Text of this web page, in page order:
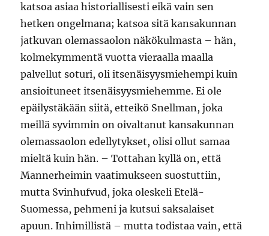
katsoa asiaa historiallisesti eikä vain sen
hetken ongelmana; katsoa sitä kansakunnan
jatkuvan olemassaolon näkökulmasta – hän,
kolmekymmentä vuotta vieraalla maalla
palvellut soturi, oli itsenäisyysmiehempi kuin
ansioituneet itsenäisyysmiehemme. Ei ole
epäilystäkään siitä, etteikö Snellman, joka
meillä syvimmin on oivaltanut kansakunnan
olemassaolon edellytykset, olisi ollut samaa
mieltä kuin hän. – Tottahan kyllä on, että
Mannerheimin vaatimukseen suostuttiin,
mutta Svinhufvud, joka oleskeli Etelä-
Suomessa, pehmeni ja kutsui saksalaiset
apuun. Inhimillistä – mutta todistaa vain, että